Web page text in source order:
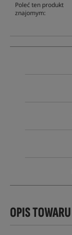
Poleć ten produkt
znajomym:
OPIS TOWARU